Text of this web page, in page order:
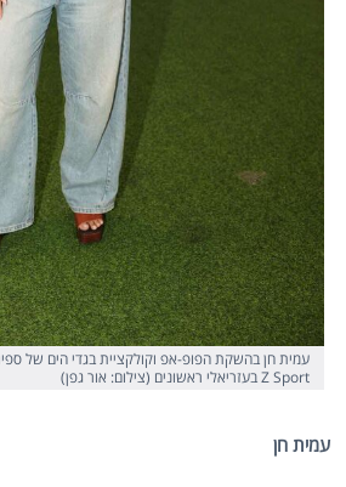
עמית חן בהשקת הפופ-אפ וקולקציית בגדי הים של
Z Sport בעזריאלי ראשונים (צילום: אור גפן)
עמית חן